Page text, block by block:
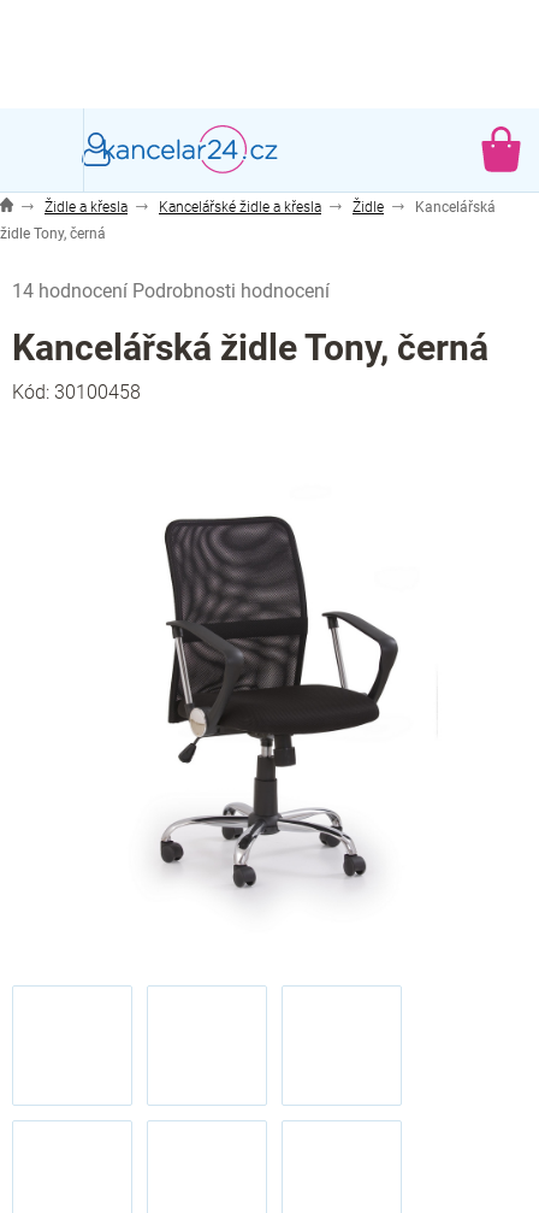
Židle a křesla Kancelářské židle a křesla Židle
Kancelářská
židle Tony, černá
hodnocení
produktu
je
4,9
14 hodnocení Podrobnosti hodnocení
Kancelářská židle Tony, černá
Kód: 30100458